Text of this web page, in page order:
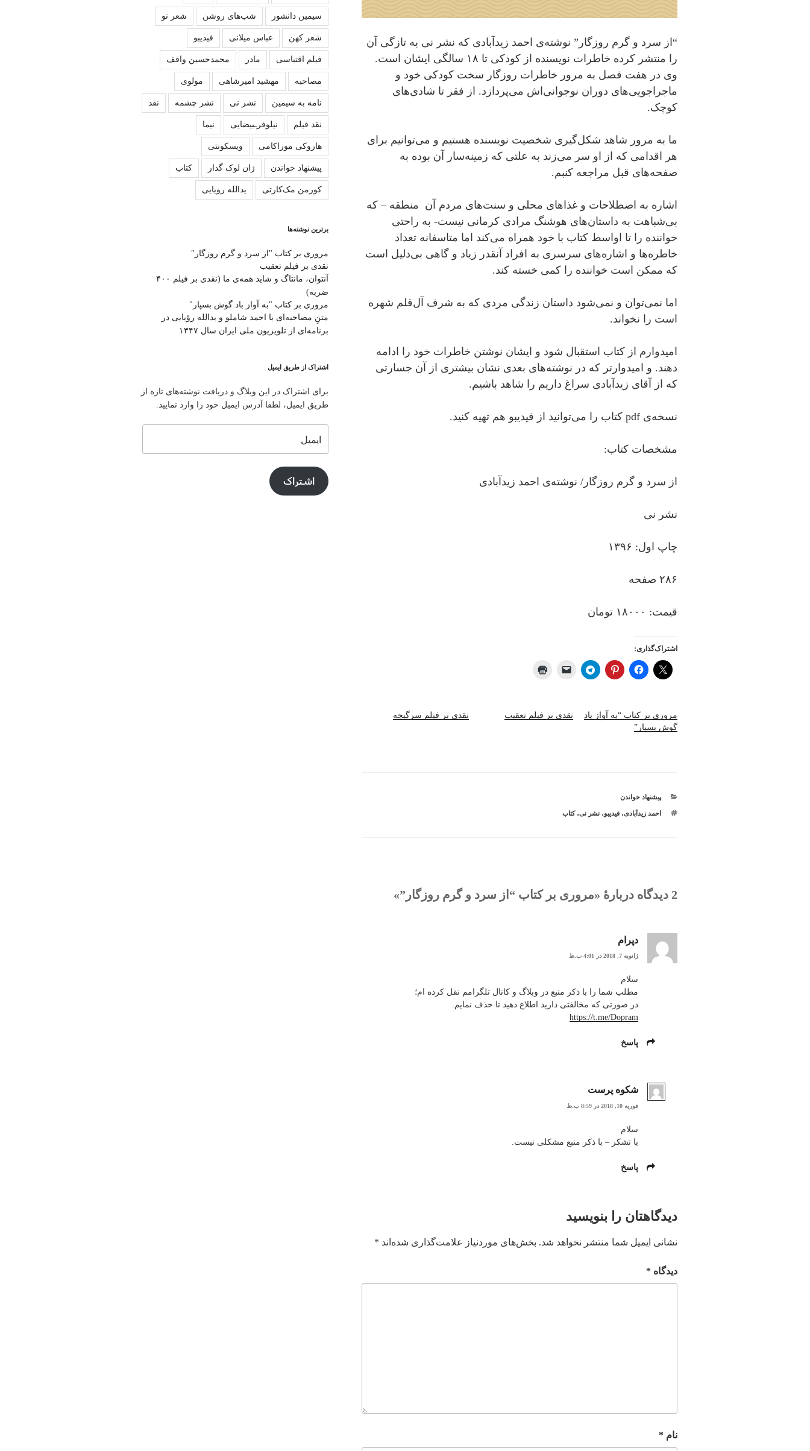
“از سرد و گرم روزگار” نوشته‌ی احمد زیدآبادی که نشر نی به تازگی آن
را منتشر کرده خاطرات نویسنده از کودکی تا ۱۸ سالگی ایشان است.
وی در هفت فصل به مرور خاطرات روزگار سخت کودکی خود و
ماجراجویی‌های دوران نوجوانی‌اش می‌پردازد. از فقر تا شادی‌های
کوچک.
ما به مرور شاهد شکل‌گیری شخصیت نویسنده هستیم و می‌توانیم برای
هر اقدامی که از او سر می‌زند به علتی که زمینه‌سار آن بوده به
صفحه‌های قبل مراجعه کنبم.
اشاره به اصطلاحات و غذاهای محلی و سنت‌های مردم آن منطقه – که
بی‌شباهت به داستان‌های هوشنگ مرادی کرمانی نیست- به راحتی
خواننده را تا اواسط کتاب با خود همراه می‌کند اما متاسفانه تعداد
خاطره‌ها و اشاره‌های سرسری به افراد آنقدر زیاد و گاهی بی‌دلیل است
که ممکن است خواننده را کمی خسته کند.
اما نمی‌توان و نمی‌شود داستان زندگی مردی که به شرف آل‌قلم شهره
است را نخواند.
امیدوارم از کتاب استقبال شود و ایشان نوشتن خاطرات خود را ادامه
دهند. و امیدوارتر که در نوشته‌های بعدی نشان بیشتری از آن جسارتی
که از آقای زیدآبادی سراغ داریم را شاهد باشیم.
نسخه‌ی pdf کتاب را می‌توانید از فیدیبو هم تهیه کنید.
مشخصات کتاب:
از سرد و گرم روزگار/ نوشته‌ی احمد زیدآبادی
نشر نی
چاپ اول: ۱۳۹۶
۲۸۶ صفحه
قیمت: ۱۸۰۰۰ تومان
اشتراک‌گذاری:
مروری بر کتاب “به آواز باد
گوش بسپار”
نقدی بر فیلم تعقیب نقدی بر فیلم سرگیجه
دسته‌ها
پیشنهاد خواندن
برچسب‌ها
احمد زیدآبادی،فیدیبو،نشر نی،کتاب
2 دیدگاه دربارهٔ «مروری بر کتاب “از سرد و گرم روزگار”»
دپرام
ژانویه 7, 2018 در 4:01 ب.ظ
سلام
مطلب شما را با ذکر منبع در وبلاگ و کانال تلگرامم نقل کرده ام؛
در صورتی که مخالفتی دارید اطلاع دهید تا حذف نمایم.
https://t.me/Dopram
پاسخ
شکوه پرست
فوریه 10, 2018 در 8:59 ب.ظ
سلام
با تشکر – با ذکر منبع مشکلی نیست.
پاسخ
دیدگاهتان را بنویسید
نشانی ایمیل شما منتشر نخواهد شد. بخش‌های موردنیاز علامت‌گذاری شده‌اند *
دیدگاه *
نام *
سیمین دانشور شب‌های روشن شعر نو
شعر کهن عباس میلانی فیدیبو
فیلم اقتباسی مادر محمدحسین واقف
مصاحبه مهشید امیرشاهی مولوی
نامه به سیمین نشر نی نشر چشمه نقد
نقد فیلم نیلوفرـبیضایی نیما
هاروکی موراکامی ویسکونتی
پیشنهاد خواندن ژان لوک گدار کتاب
کورمن مک‌کارتی یدالله رویایی
برترین نوشته‌ها
مروری بر کتاب "از سرد و گرم روزگار"
نقدی بر فیلم تعقیب
آﻧﺘﻮان، ﻣﺎﻧﺘﺎگ و ﺷﺎﯾﺪ ﻫﻤﻪی ما (نقدی بر فیلم ۴۰۰
ضربه)
مروری بر کتاب "به آواز باد گوش بسپار"
متنِ‌ مصاحبه‌ای با احمد شاملو و یدالله رؤیایی در
برنامه‌ای از تلویزیون ملی ایران سال ۱۳۴۷
اشتراک از طریق ایمیل
برای اشتراک در این وبلاگ و دریافت نوشته‌های تازه از
طریق ایمیل، لطفا آدرس ایمیل خود را وارد نمایید.
اشتراک